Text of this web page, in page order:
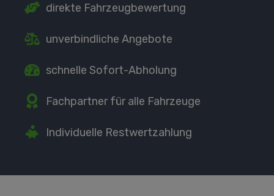
direkte Fahrzeugbewertung
unverbindliche Angebote
schnelle Sofort-Abholung
Fachpartner für alle Fahrzeuge
Individuelle Restwertzahlung